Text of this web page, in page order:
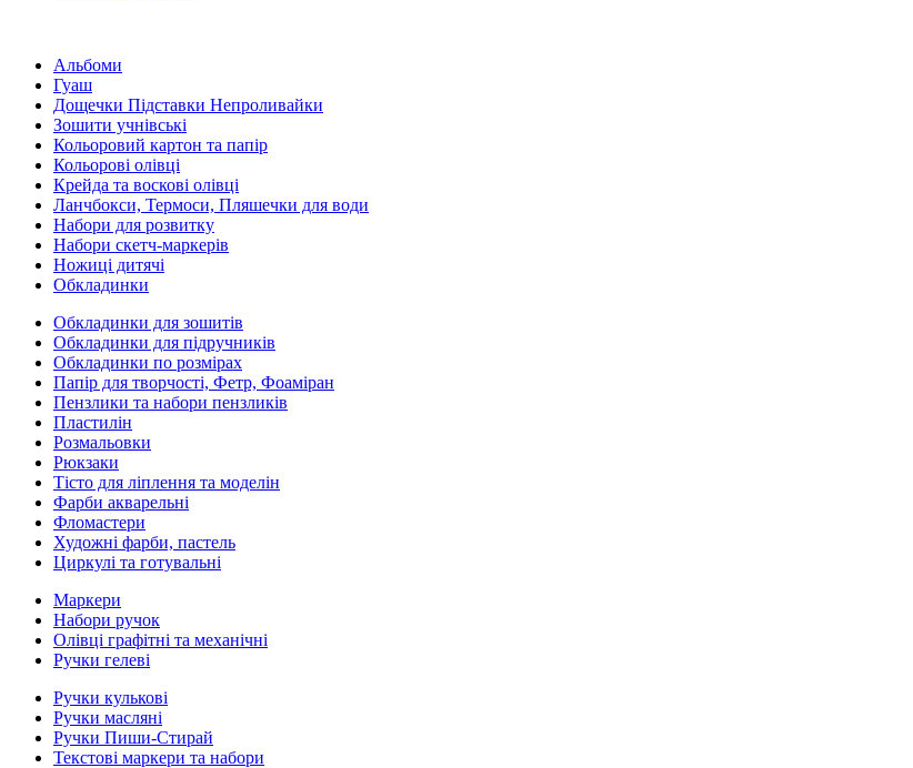
Альбоми
Гуаш
Дощечки Підставки Непроливайки
Зошити учнівські
Кольоровий картон та папір
Кольорові олівці
Крейда та воскові олівці
Ланчбокси, Термоси, Пляшечки для води
Набори для розвитку
Набори скетч-маркерів
Ножиці дитячі
Обкладинки
Обкладинки для зошитів
Обкладинки для підручників
Обкладинки по розмірах
Папір для творчості, Фетр, Фоаміран
Пензлики та набори пензликів
Пластилін
Розмальовки
Рюкзаки
Тісто для ліплення та моделін
Фарби акварельні
Фломастери
Художні фарби, пастель
Циркулі та готувальні
Маркери
Набори ручок
Олівці графітні та механічні
Ручки гелеві
Ручки кулькові
Ручки масляні
Ручки Пиши-Стирай
Текстові маркери та набори